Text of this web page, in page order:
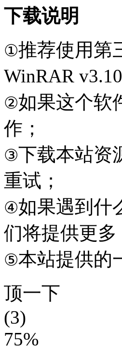
下载说明
①推荐使用第
WinRAR
②如果这个软
作；
③下载本站资
重试；
④如果遇到什
们将提供更
⑤本站提供的
顶一下
(3)
75%